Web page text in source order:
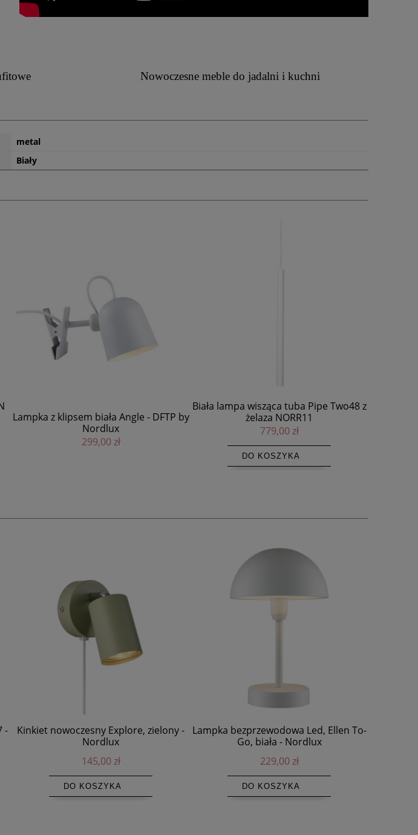
Nowoczesne meble do jadalni i kuchni
metal
Biały
żelaza NORR11
779,00 zł
Lampka bezprzewodowa Led, Ellen To-
Go, niebieska - Nordlux
229,00 zł
DO KOSZYKA
-
Kinkiet nowoczesny Explore, zielony -
Nordlux
145,00 zł
DO KOSZYKA
Lampka bezprzewodowa Led, Ellen To-
Go, biała - Nordlux
229,00 zł
DO KOSZYKA